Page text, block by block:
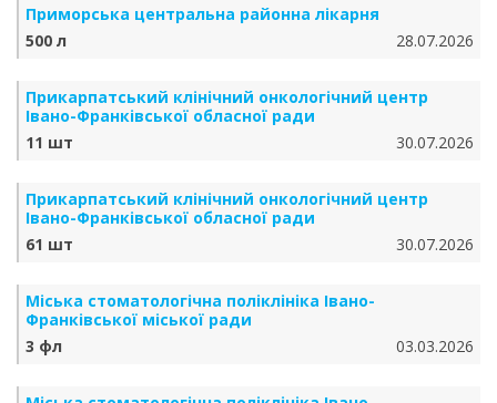
Приморська центральна районна лікарня
500 л
28.07.2026
Прикарпатський клінічний онкологічний центр
Івано-Франківської обласної ради
11 шт
30.07.2026
Прикарпатський клінічний онкологічний центр
Івано-Франківської обласної ради
61 шт
30.07.2026
Міська стоматологічна поліклініка Івано-
Франківської міської ради
3 фл
03.03.2026